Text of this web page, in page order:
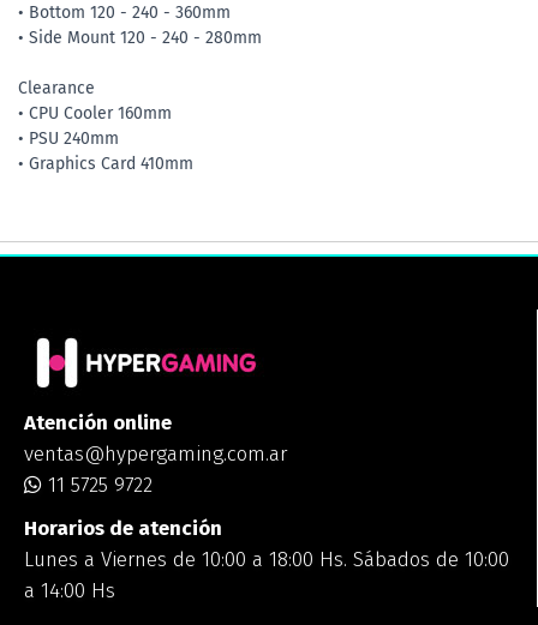
• Bottom 120 - 240 - 360mm
• Side Mount 120 - 240 - 280mm
Clearance
• CPU Cooler 160mm
• PSU 240mm
• Graphics Card 410mm
Atención online
ventas@hypergaming.com.ar
11 5725 9722
Horarios de atención
Lunes a Viernes de 10:00 a 18:00 Hs. Sábados de 10:00
a 14:00 Hs